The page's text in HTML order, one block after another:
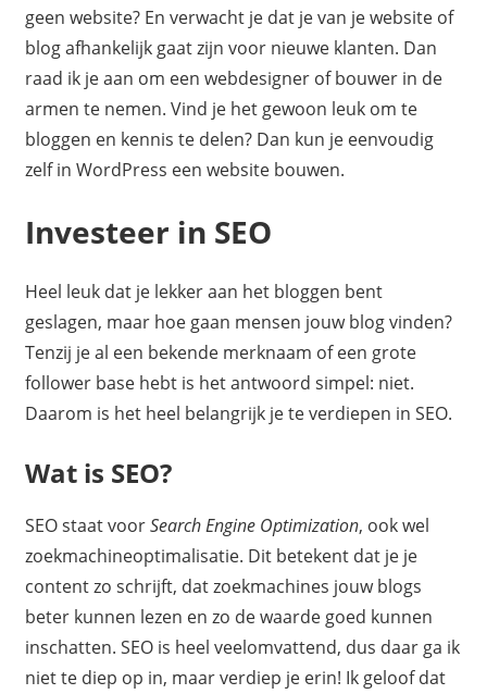
geen website? En verwacht je dat je van je website of
blog afhankelijk gaat zijn voor nieuwe klanten. Dan
raad ik je aan om een webdesigner of bouwer in de
armen te nemen. Vind je het gewoon leuk om te
bloggen en kennis te delen? Dan kun je eenvoudig
zelf in WordPress een website bouwen.
Investeer in SEO
Heel leuk dat je lekker aan het bloggen bent
geslagen, maar hoe gaan mensen jouw blog vinden?
Tenzij je al een bekende merknaam of een grote
follower base hebt is het antwoord simpel: niet.
Daarom is het heel belangrijk je te verdiepen in SEO.
Wat is SEO?
SEO staat voorSearch Engine Optimization, ook wel
zoekmachineoptimalisatie. Dit betekent dat je je
content zo schrijft, dat zoekmachines jouw blogs
beter kunnen lezen en zo de waarde goed kunnen
inschatten. SEO is heel veelomvattend, dus daar ga ik
niet te diep op in, maar verdiep je erin! Ik geloof dat